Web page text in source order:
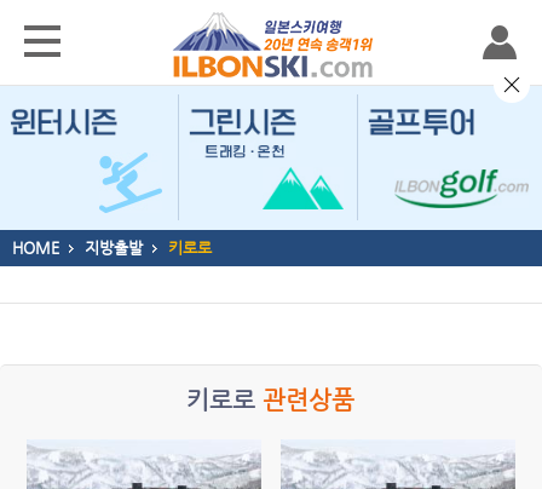
HOME 지방출발 키로로
키로로 관련상품